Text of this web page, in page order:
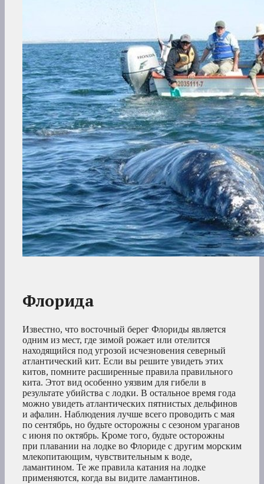
Флорида
Известно, что восточный берег Флориды является
одним из мест, где зимой рожает или отелится
находящийся под угрозой исчезновения северный
атлантический кит. Если вы решите увидеть этих
китов, помните расширенные правила правильного
кита. Этот вид особенно уязвим для гибели в
результате убийства с лодки. В остальное время года
можно увидеть атлантических пятнистых дельфинов
и афалин. Наблюдения лучше всего проводить с мая
по сентябрь, но будьте осторожны с сезоном ураганов
с июня по октябрь. Кроме того, будьте осторожны
при плавании на лодке во Флориде с другим морским
млекопитающим, чувствительным к воде,
ламантином. Те же правила катания на лодке
применяются, когда вы видите ламантинов.